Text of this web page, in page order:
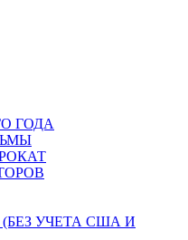
ГОДА
УЧЕТА США И